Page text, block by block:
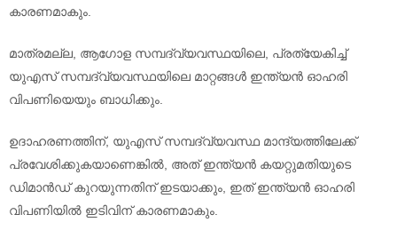
കാരണമാകും.
മാത്രമല്ല, ആഗോള സമ്പദ്‌വ്യവസ്ഥയിലെ, പ്രത്യേകിച്ച്
യുഎസ് സമ്പദ്‌വ്യവസ്ഥയിലെ മാറ്റങ്ങൾ ഇന്ത്യൻ ഓഹരി
വിപണിയെയും ബാധിക്കും.
ഉദാഹരണത്തിന്, യുഎസ് സമ്പദ്‌വ്യവസ്ഥ മാന്ദ്യത്തിലേക്ക്
പ്രവേശിക്കുകയാണെങ്കിൽ, അത് ഇന്ത്യൻ കയറ്റുമതിയുടെ
ഡിമാൻഡ് കുറയുന്നതിന് ഇടയാക്കും, ഇത് ഇന്ത്യൻ ഓഹരി
വിപണിയിൽ ഇടിവിന് കാരണമാകും.